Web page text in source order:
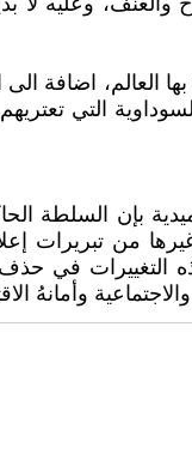
التي
بإن السلطة
من تبريرات
التغييرات في
وأمانهُ